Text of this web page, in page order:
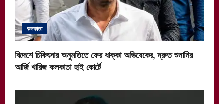
কলকাতা
বিদেশে চিকিৎসার অনুমতিতে ফের ধাক্কা অভিষেকের, দ্রুত শুনানির
আর্জি খারিজ কলকাতা হাই কোর্টে